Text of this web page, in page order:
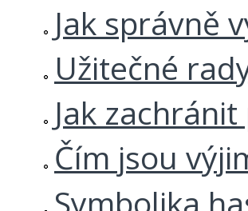
Jak správně
Užitečné
Jak
Čím jsou
Symbolika